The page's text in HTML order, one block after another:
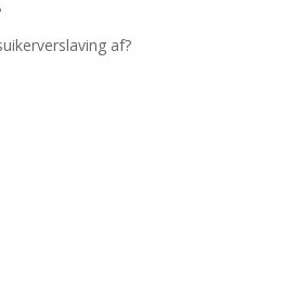
af?